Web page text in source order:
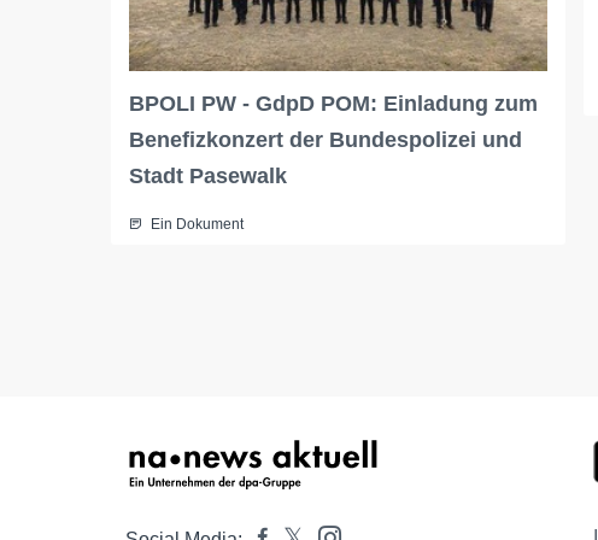
BPOLI PW - GdpD POM: Einladung zum
Benefizkonzert der Bundespolizei und
Stadt Pasewalk
Ein Dokument